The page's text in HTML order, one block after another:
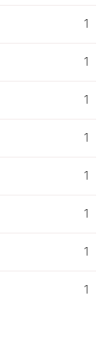
1
1
1
1
1
1
1
1